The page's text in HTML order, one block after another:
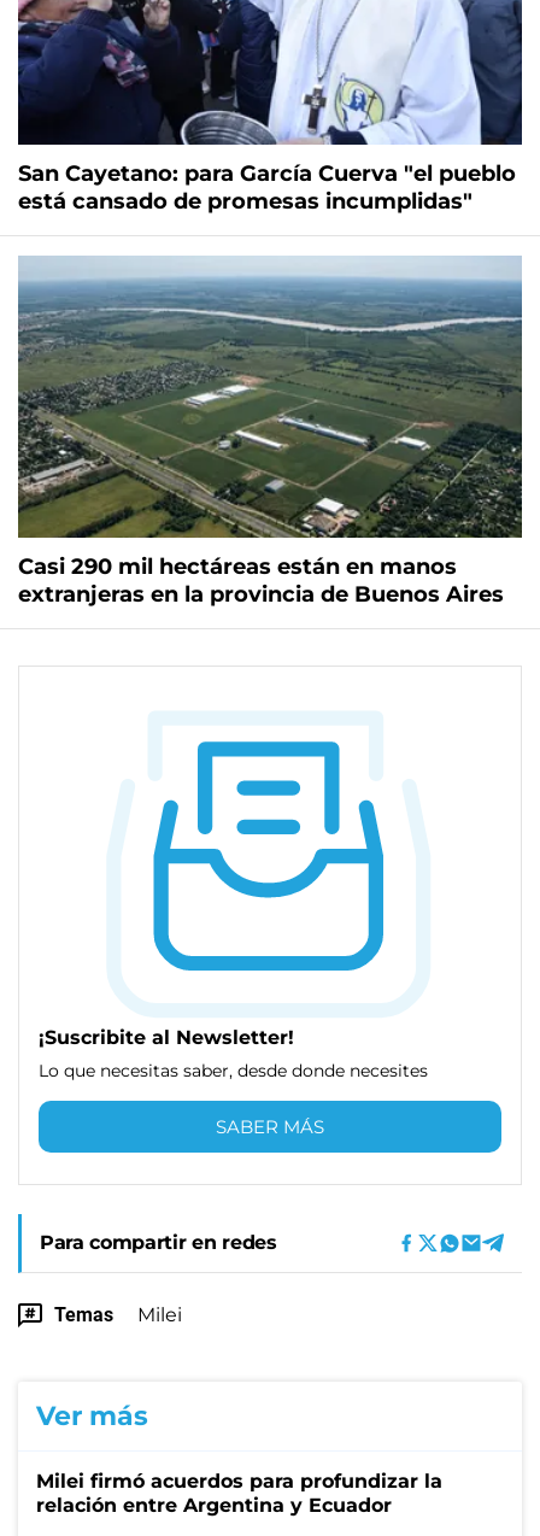
San Cayetano: para García Cuerva "el pueblo
está cansado de promesas incumplidas"
Casi 290 mil hectáreas están en manos
extranjeras en la provincia de Buenos Aires
¡Suscribite al Newsletter!
Lo que necesitas saber, desde donde necesites
SABER MÁS
Para compartir en redes
Temas Milei
Ver más
Milei firmó acuerdos para profundizar la
relación entre Argentina y Ecuador